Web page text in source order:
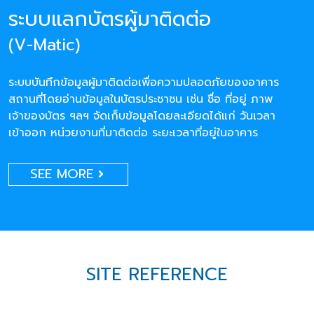
ระบบแลกบัตรผู้มาติดต่อ
(V-Matic)
ระบบบันทึกข้อมูลผู้มาติดต่อเพื่อความปลอดภัยของอาคาร
สถานที่โดยอ่านข้อมูลในบัตรประชาชน เช่น ชื่อ ที่อยู่ ภาพ
เจ้าของบัตร ฯลฯ จัดเก็บข้อมูลโดยละเอียดได้แก่ วันเวลา
เข้าออก หน่วยงานที่มาติดต่อ ระยะเวลาที่อยู่ในอาคาร
SEE MORE
SITE REFERENCE